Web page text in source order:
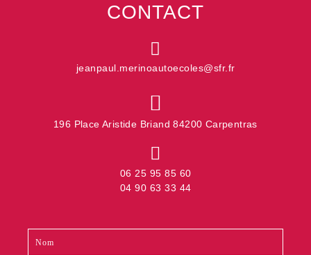
CONTACT
jeanpaul.merinoautoecoles@sfr.fr
196 Place Aristide Briand 84200 Carpentras
06 25 95 85 60
04 90 63 33 44
footer
vous